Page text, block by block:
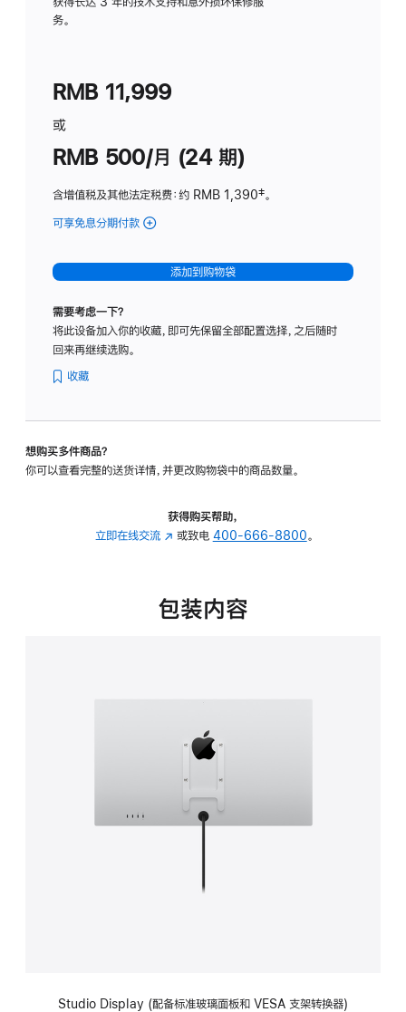
务。
RMB 11,999
或
RMB 500/月 (24 期)
含增值税及其他法定税费：约 RMB 1,390脚
‡。
可享免息分期付款 (Studio
-
标
璃
转
的
添加到购物袋
需要考虑一下？
将此设备加入你的收藏，即可先保留全部配置选择，之后随时
回来再继续选购。
收藏
想购买多件商品？
你可以查看完整的送货详情，并更改购物袋中的商品数量。
获得购买帮助，
立即在线交流 (在
中
或致电 400-666-8800。
包装内容
Studio Display (配备标准玻璃面板和 VESA 支架转换器)